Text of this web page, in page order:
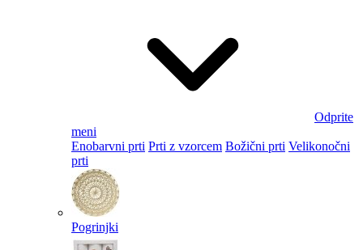
Odprite
meni
Enobarvni prti Prti z vzorcem Božični prti Velikonočni
prti​
Pogrinjki